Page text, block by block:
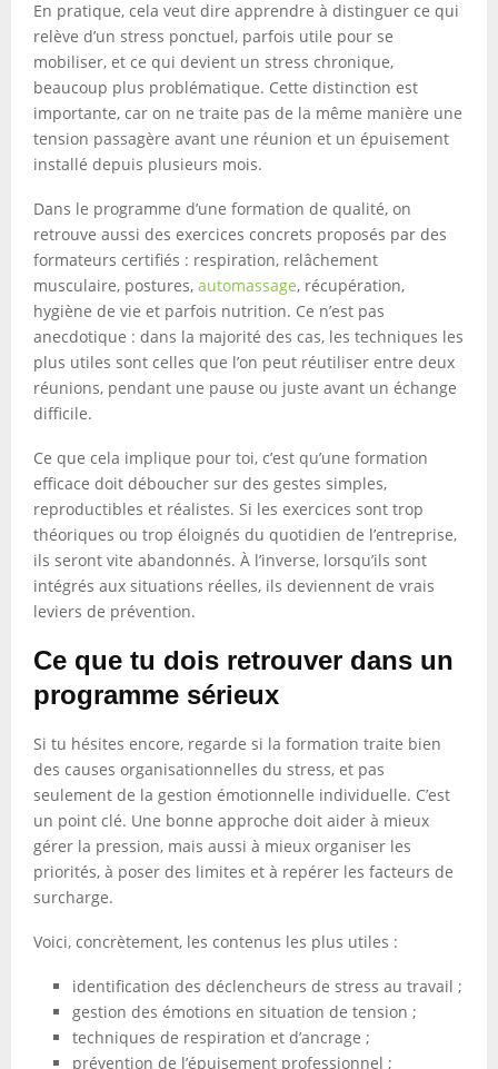
En pratique, cela veut dire apprendre à distinguer ce qui
relève d’un stress ponctuel, parfois utile pour se
mobiliser, et ce qui devient un stress chronique,
beaucoup plus problématique. Cette distinction est
importante, car on ne traite pas de la même manière une
tension passagère avant une réunion et un épuisement
installé depuis plusieurs mois.
Dans le programme d’une formation de qualité, on
retrouve aussi des exercices concrets proposés par des
formateurs certifiés : respiration, relâchement
musculaire, postures, automassage, récupération,
hygiène de vie et parfois nutrition. Ce n’est pas
anecdotique : dans la majorité des cas, les techniques les
plus utiles sont celles que l’on peut réutiliser entre deux
réunions, pendant une pause ou juste avant un échange
difficile.
Ce que cela implique pour toi, c’est qu’une formation
efficace doit déboucher sur des gestes simples,
reproductibles et réalistes. Si les exercices sont trop
théoriques ou trop éloignés du quotidien de l’entreprise,
ils seront vite abandonnés. À l’inverse, lorsqu’ils sont
intégrés aux situations réelles, ils deviennent de vrais
leviers de prévention.
Ce que tu dois retrouver dans un
programme sérieux
Si tu hésites encore, regarde si la formation traite bien
des causes organisationnelles du stress, et pas
seulement de la gestion émotionnelle individuelle. C’est
un point clé. Une bonne approche doit aider à mieux
gérer la pression, mais aussi à mieux organiser les
priorités, à poser des limites et à repérer les facteurs de
surcharge.
Voici, concrètement, les contenus les plus utiles :
identification des déclencheurs de stress au travail ;
gestion des émotions en situation de tension ;
techniques de respiration et d’ancrage ;
prévention de l’épuisement professionnel ;